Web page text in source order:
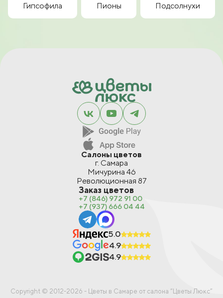
В корзину
Гипсофила Пионы Подсолнухи
Салоны цветов
г. Самара
Мичурина 46
Революционная 87
Заказ цветов
+7 (846) 972 91 00
+7 (937) 666 04 44
5.0
4.9
4.9
Copyright © 2012-2026 - Цветы в Самаре от салона “Цветы Люкс”